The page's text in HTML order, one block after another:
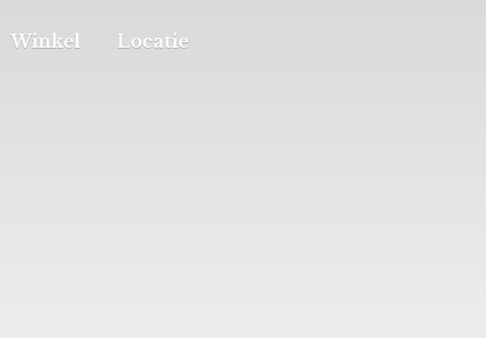
Winkel Locatie